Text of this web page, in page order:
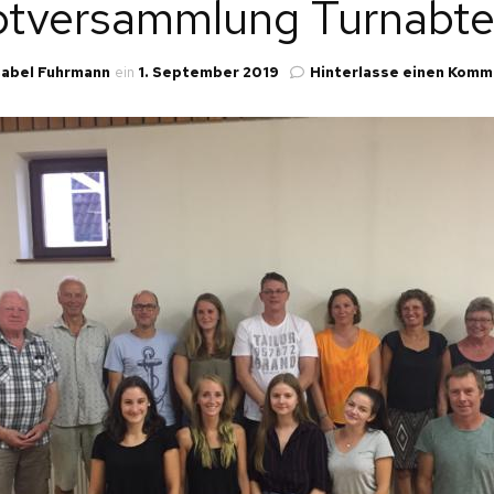
TURNEN
TURNEN
ERW.
Fuhrmann ein 1. September 2019 Hinterlasse einen